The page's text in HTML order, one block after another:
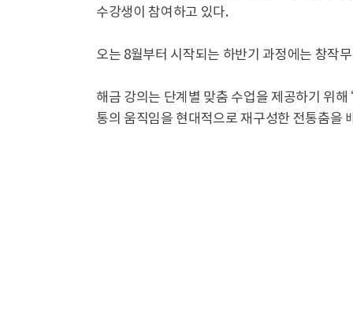
수강생이 참여하고 있다.
오는 8월부터 시작되는 하반기 과정에는 창작
해금 강의는 단계별 맞춤 수업을 제공하기 위해
통의 움직임을 현대적으로 재구성한 전통춤을